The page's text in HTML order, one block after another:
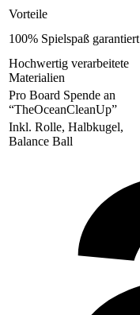
Vorteile
100% Spielspaß garantiert
Hochwertig verarbeitete
Materialien
Pro Board Spende an
“TheOceanCleanUp”
Inkl. Rolle, Halbkugel,
Balance Ball